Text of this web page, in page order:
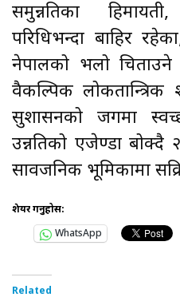
समुन्नतिका
परिधिभन्दा बाहिर
नेपालको भलो चिताउने
वैकल्पिक लोकतान्त्रिक
सुशासनको जगमा
उन्नतिको एजेण्डा
सार्वजनिक भूमिकामा
शेयर गर्नुहोस:
WhatsApp
Related